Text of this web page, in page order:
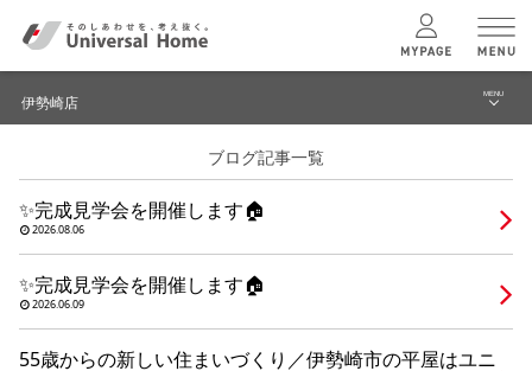
ユニバーサルホームの特長
コンセプトプラン
伊勢崎店 MENU
建築実例・事例
イベント
ブログ記事一覧
✨完成見学会を開催します🏠
2026.08.06
✨完成見学会を開催します🏠
2026.06.09
55歳からの新しい住まいづくり／伊勢崎市の平屋はユニ